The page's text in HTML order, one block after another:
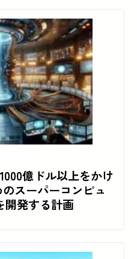
億ドル以上をかけ
スーパーコンピュ
発する計画